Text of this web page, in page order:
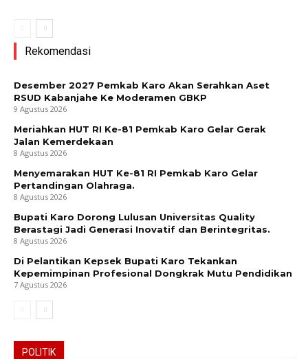
Rekomendasi
Desember 2027 Pemkab Karo Akan Serahkan Aset
RSUD Kabanjahe Ke Moderamen GBKP
9 Agustus 2026
Meriahkan HUT RI Ke-81 Pemkab Karo Gelar Gerak
Jalan Kemerdekaan
8 Agustus 2026
Menyemarakan HUT Ke-81 RI Pemkab Karo Gelar
Pertandingan Olahraga.
8 Agustus 2026
Bupati Karo Dorong Lulusan Universitas Quality
Berastagi Jadi Generasi Inovatif dan Berintegritas.
8 Agustus 2026
Di Pelantikan Kepsek Bupati Karo Tekankan
Kepemimpinan Profesional Dongkrak Mutu Pendidikan
7 Agustus 2026
POLITIK